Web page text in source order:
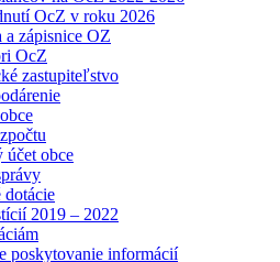
OcZ v roku 2026
a zápisnice OZ
OcZ
zastupiteľstvo
účet obce
dotácie
2019 – 2022
poskytovanie informácií